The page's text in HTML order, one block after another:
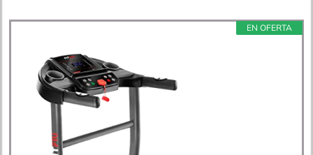
EN OFERTA